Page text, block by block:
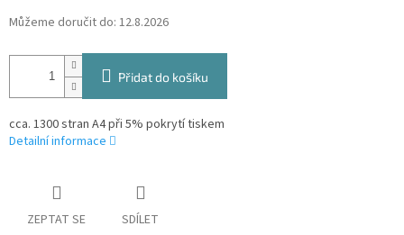
Můžeme doručit do: 12.8.2026
Přidat do košíku
cca. 1300 stran A4 při 5% pokrytí tiskem
Detailní informace
ZEPTAT SE SDÍLET